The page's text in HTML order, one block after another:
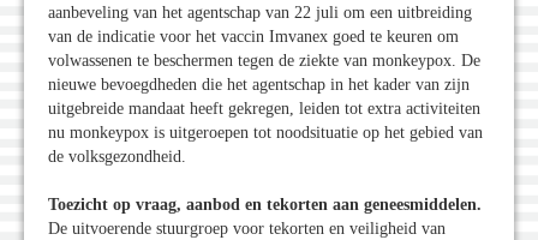
aanbeveling van het agentschap van 22 juli om een uitbreiding
van de indicatie voor het vaccin Imvanex goed te keuren om
volwassenen te beschermen tegen de ziekte van monkeypox. De
nieuwe bevoegdheden die het agentschap in het kader van zijn
uitgebreide mandaat heeft gekregen, leiden tot extra activiteiten
nu monkeypox is uitgeroepen tot noodsituatie op het gebied van
de volksgezondheid.
Toezicht op vraag, aanbod en tekorten aan geneesmiddelen.
De uitvoerende stuurgroep voor tekorten en veiligheid van